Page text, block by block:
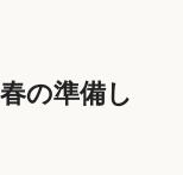
の準備し